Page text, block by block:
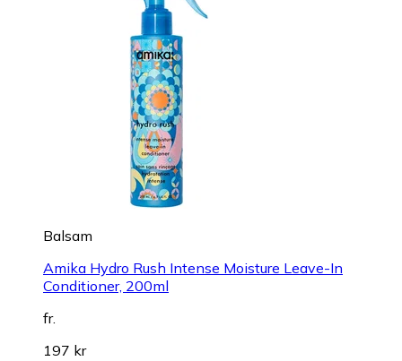
Balsam
Amika Hydro Rush Intense Moisture Leave-In
Conditioner, 200ml
fr.
197 kr